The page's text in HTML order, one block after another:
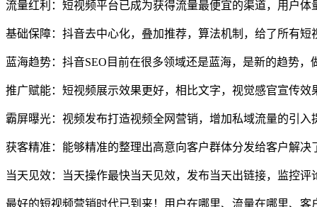
流量红利：短视频平台已成为获得流量最便宜的渠道，用户体
基础保障：抖音去中心化，叠加推荐，算法机制，给了所有短
蓝海趋势：抖音SEO目前在很多领域还是蓝海，是新的趋势，
推广赋能：短视频展示效果更好，相比文字，视觉感官宣传效
霸屏曝光：视频发布打造视频全网营销，增加私域流量的引入
获客精准：能够精准的整理出高意向客户群体分发给客户解决
当天见效：当天操作最快当天见效，发布当天出链接，监控评
最好的短视频营销时代已到来！用户在哪里、流量在哪里、客